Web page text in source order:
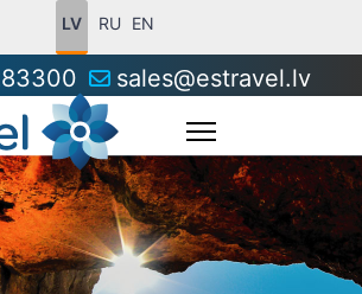
LV RU EN
sales@estravel.lv